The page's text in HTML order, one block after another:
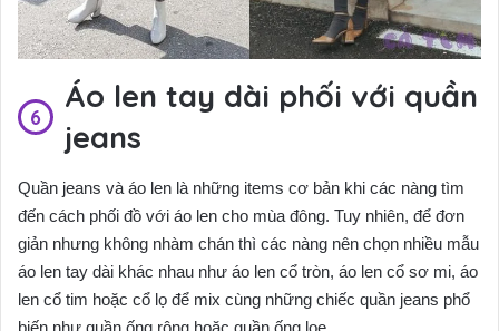
Áo len tay dài phối với quần
jeans
Quần jeans và áo len là những items cơ bản khi các nàng tìm
đến cách phối đồ với áo len cho mùa đông. Tuy nhiên, để đơn
giản nhưng không nhàm chán thì các nàng nên chọn nhiều mẫu
áo len tay dài khác nhau như áo len cổ tròn, áo len cổ sơ mi, áo
len cổ tim hoặc cổ lọ để mix cùng những chiếc quần jeans phổ
biến như quần ống rộng hoặc quần ống loe.